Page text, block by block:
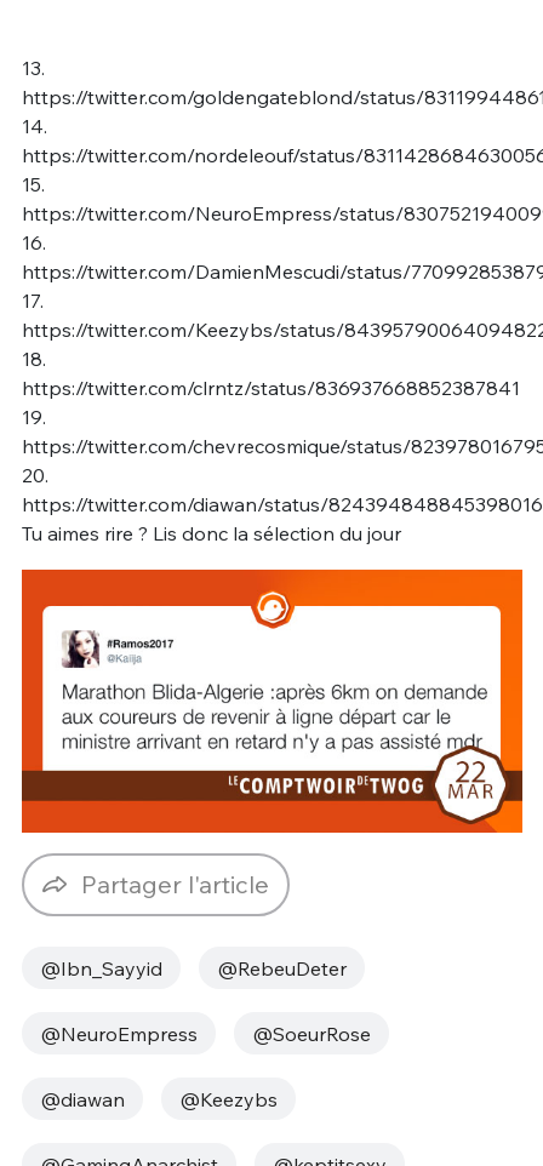
13.
https://twitter.com/goldengateblond/status/
14.
https://twitter.com/nordeleouf/status/
15.
https://twitter.com/NeuroEmpress/status/
16.
https://twitter.com/DamienMescudi/status/
17.
https://twitter.com/Keezybs/status/
18.
https://twitter.com/clrntz/status/836937668852387841
19.
https://twitter.com/chevrecosmique/status/
20.
https://twitter.com/diawan/status/824394848845398016
Tu aimes rire ? Lis donc la sélection du jour
Partager l'article
@Ibn_Sayyid @RebeuDeter
@NeuroEmpress @SoeurRose
@diawan @Keezybs